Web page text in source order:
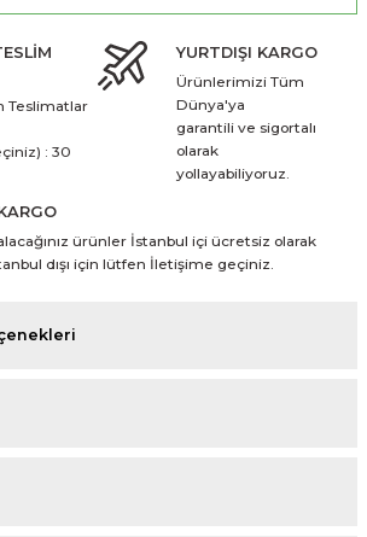
Teslimatlar
: 30
YURTDIŞI KARGO
Ürünlerimizi Tüm
Dünya'ya
garantili ve sigortalı
olarak
yollayabiliyoruz.
ürünler İstanbul içi ücretsiz olarak
dışı için lütfen İletişime geçiniz.